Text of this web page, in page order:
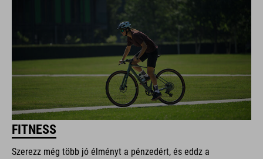
FITNESS
Szerezz még több jó élményt a pénzedért, és eddz a